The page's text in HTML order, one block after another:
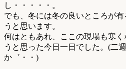
し・・・・・。
でも、冬には冬の良いところが
うと思います。
何はともあれ、ここの現場も寒
うと思った今日一日でした。(二
か゛・・)